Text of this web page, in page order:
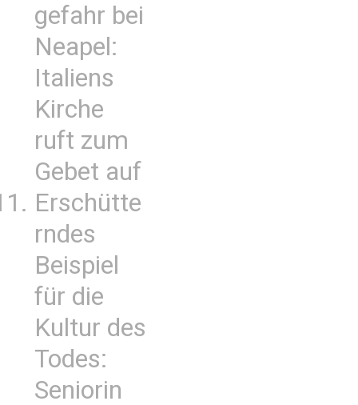
gefahr bei
Neapel:
Italiens
Kirche
ruft zum
Gebet auf
Erschütte
rndes
Beispiel
für die
Kultur des
Todes:
Seniorin